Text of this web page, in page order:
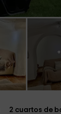
2 cuartos de